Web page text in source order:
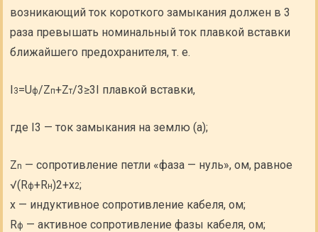
возникающий ток короткого замыкания должен в 3
раза превышать номинальный ток плавкой вставки
ближайшего предохранителя, т. е.
I3=Uф/Zп+Zт/3≥3I плавкой вставки,
где I3 — ток замыкания на землю (а);
Zn — сопротивление петли «фаза — нуль», ом, равное
√(Rф+Rн)2+x2;
х — индуктивное сопротивление кабеля, ом;
Rф — активное сопротивление фазы кабеля, ом;